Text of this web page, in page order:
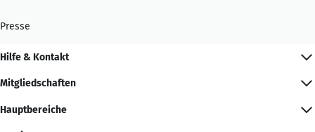
Presse
Hilfe & Kontakt
Mitgliedschaften
Hauptbereiche